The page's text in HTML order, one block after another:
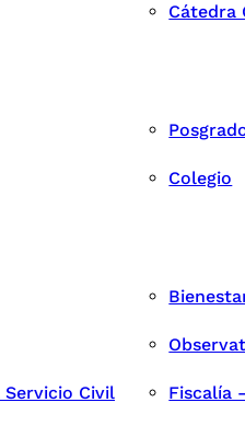
Cátedra
Colegio
Servicio Civil Fiscalía